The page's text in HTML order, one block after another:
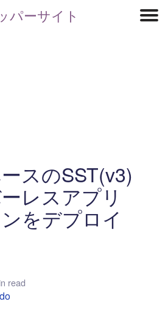
パーサイト
スのSST(v3)
レスアプリ
をデプロイ
read